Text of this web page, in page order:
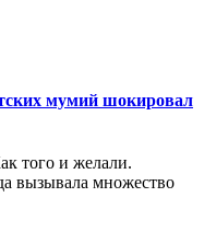
мумий шокировал
того и желали.
вызывала множество